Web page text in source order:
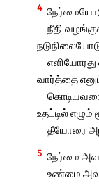
4
நீதி
எளியோரது
வார்த்தை
கொடியவரை
உதட்டில் எழும்
தீயோரை
5 நேர்மை
உண்மை